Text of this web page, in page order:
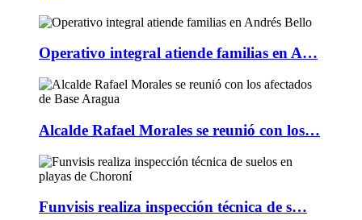
Operativo integral atiende familias en A…
Alcalde Rafael Morales se reunió con los…
Funvisis realiza inspección técnica de s…